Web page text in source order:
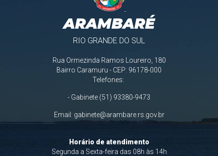
ARAMBARÉ
RIO GRANDE DO SUL
Rua Ormezinda Ramos Loureiro, 180
Bairro Caramuru - CEP: 96178-000
Telefones:
- Gabinete (51) 93380-9473
Email: gabinete@arambare.rs.gov.br
Horário de atendimento
Segunda a Sexta-feira das 08h às 14h